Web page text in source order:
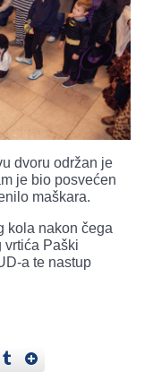
dvoru održan je
je bio posvećen
maškara.
kola nakon čega
vrtića Paški
a te nastup